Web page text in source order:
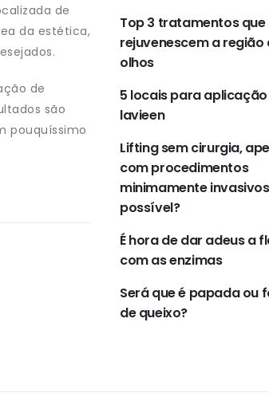
de
da estética,
de
são
pouquíssimo
Top 3 tratamentos que
rejuvenescem a região
olhos
5 locais para
lavieen
Lifting sem cirurgia,
com procedimentos
minimamente
possível?
É hora de dar adeus a
com as enzimas
Será que é papada ou
de queixo?